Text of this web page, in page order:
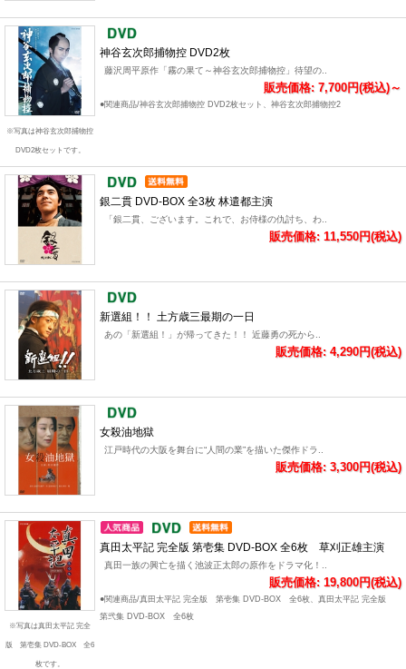
※写真は神谷玄次郎捕物控
DVD2枚セットです。
神谷玄次郎捕物控 DVD2枚
藤沢周平原作「霧の果て～神谷玄次郎捕物控」待望の..
販売価格: 7,700円(税込)～
●関連商品/神谷玄次郎捕物控 DVD2枚セット、神谷玄次郎捕物控2
銀二貫 DVD-BOX 全3枚 林遣都主演
「銀二貫、ございます。これで、お侍様の仇討ち、わ..
販売価格: 11,550円(税込)
新選組！！ 土方歳三最期の一日
あの「新選組！」が帰ってきた！！ 近藤勇の死から..
販売価格: 4,290円(税込)
女殺油地獄
江戸時代の大阪を舞台に“人間の業”を描いた傑作ドラ..
販売価格: 3,300円(税込)
※写真は真田太平記 完全
版 第壱集 DVD-BOX 全6
枚です。
真田太平記 完全版 第壱集 DVD-BOX 全6枚 草刈正雄主演
真田一族の興亡を描く池波正太郎の原作をドラマ化！..
販売価格: 19,800円(税込)
●関連商品/真田太平記 完全版 第壱集 DVD-BOX 全6枚、真田太平記 完全版
第弐集 DVD-BOX 全6枚